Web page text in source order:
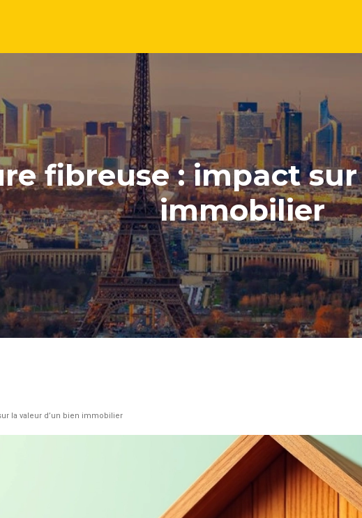
fibreuse : impact
immobilier
la valeur d’un bien immobilier